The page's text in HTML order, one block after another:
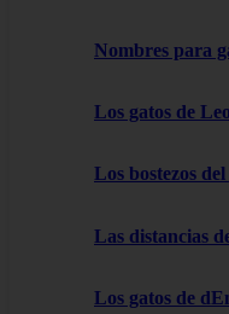
Nombres para
Los gatos de
Los bostezos
Las distancias
Los gatos de